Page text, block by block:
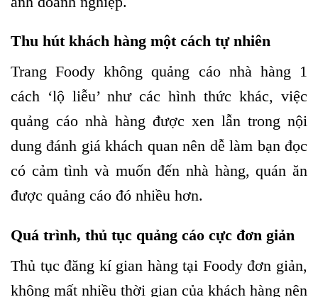
Thu hút khách hàng một cách tự nhiên
Trang Foody không quảng cáo nhà hàng 1
cách ‘lộ liễu’ như các hình thức khác, việc
quảng cáo nhà hàng được xen lẫn trong nội
dung đánh giá khách quan nên dễ làm bạn đọc
có cảm tình và muốn đến nhà hàng, quán ăn
được quảng cáo đó nhiều hơn.
Quá trình, thủ tục quảng cáo cực đơn giản
Thủ tục đăng kí gian hàng tại Foody đơn giản,
không mất nhiều thời gian của khách hàng nên